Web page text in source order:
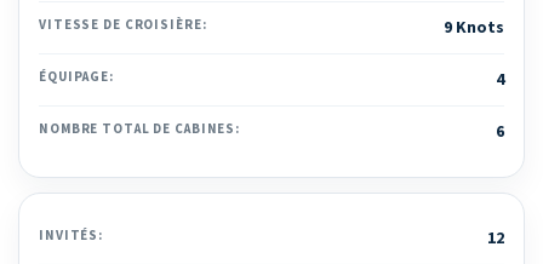
VITESSE DE CROISIÈRE: 9 Knots
ÉQUIPAGE: 4
NOMBRE TOTAL DE CABINES: 6
INVITÉS: 12